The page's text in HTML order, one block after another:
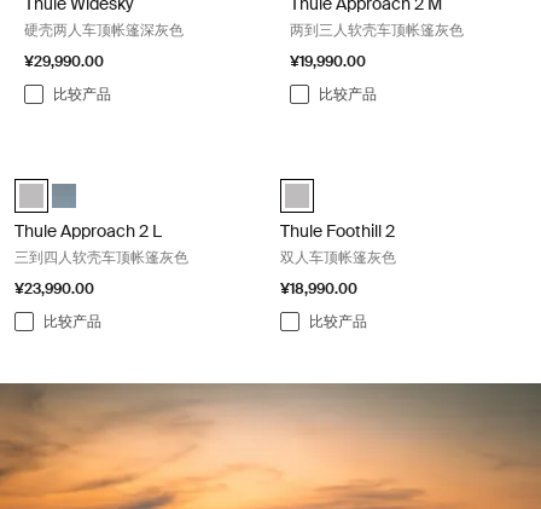
硬壳两人车顶帐篷深灰色
¥29,990.00
比较产品
两到三人软壳车顶帐篷灰色
¥19,990.00
比较产品
Thule Approach 2 L 阿什兰灰 (selected)
Thule Approach 2 L 深灰色
Thule Approach 2 L
三到四人软壳车顶帐篷灰色
¥23,990.00
比较产品
Thule Foothill 2 阿什兰灰
Thule Foothill 2
双人车顶帐篷灰色
¥18,990.00
比较产品